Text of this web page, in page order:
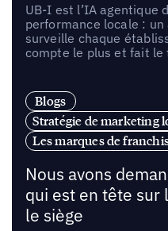
UB-I est l’IA agentique
performance locale :
surveille chaque
compte le plus et fait le
Blogs
Stratégie de marketing
Les marques de
Nous avons
qui est en tête sur
le siège